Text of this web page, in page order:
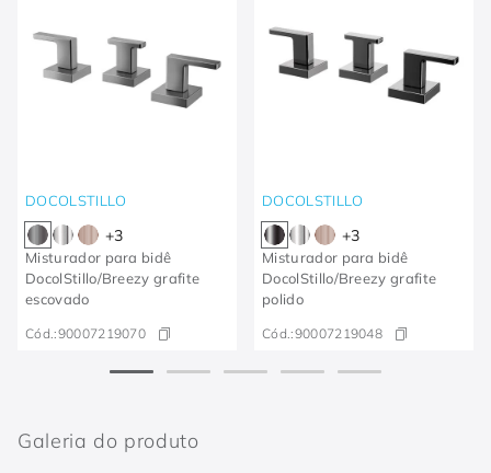
DOCOLSTILLO
+3
Misturador para bidê
DocolStillo/Breezy grafite
escovado
Cód.:90007219070
DOCOLSTILLO
+3
Misturador para bidê
DocolStillo/Breezy grafite
polido
Cód.:90007219048
Galeria do produto